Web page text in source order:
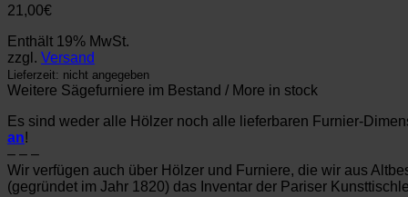
21,00€
Enthält 19% MwSt.
zzgl. Versand
Lieferzeit: nicht angegeben
Weitere Sägefurniere im Bestand / More in stock
Es sind weder alle Hölzer noch alle lieferbaren Furnier-
an!
– – –
Wir verfügen auch über Hölzer und Furniere, die wir aus
(gegründet im Jahr 1820) das Inventar der Pariser